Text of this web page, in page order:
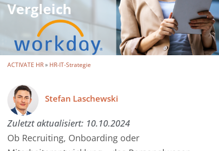
Vergleich
ACTIVATE HR» HR-IT-Strategie
Stefan Laschewski
Zuletzt aktualisiert: 10.10.2024
Ob Recruiting, Onboarding oder